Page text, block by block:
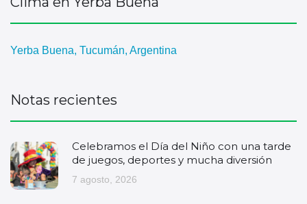
Yerba Buena, Tucumán, Argentina
Notas recientes
Celebramos el Día del Niño con una tarde
de juegos, deportes y mucha diversión
7 agosto, 2026